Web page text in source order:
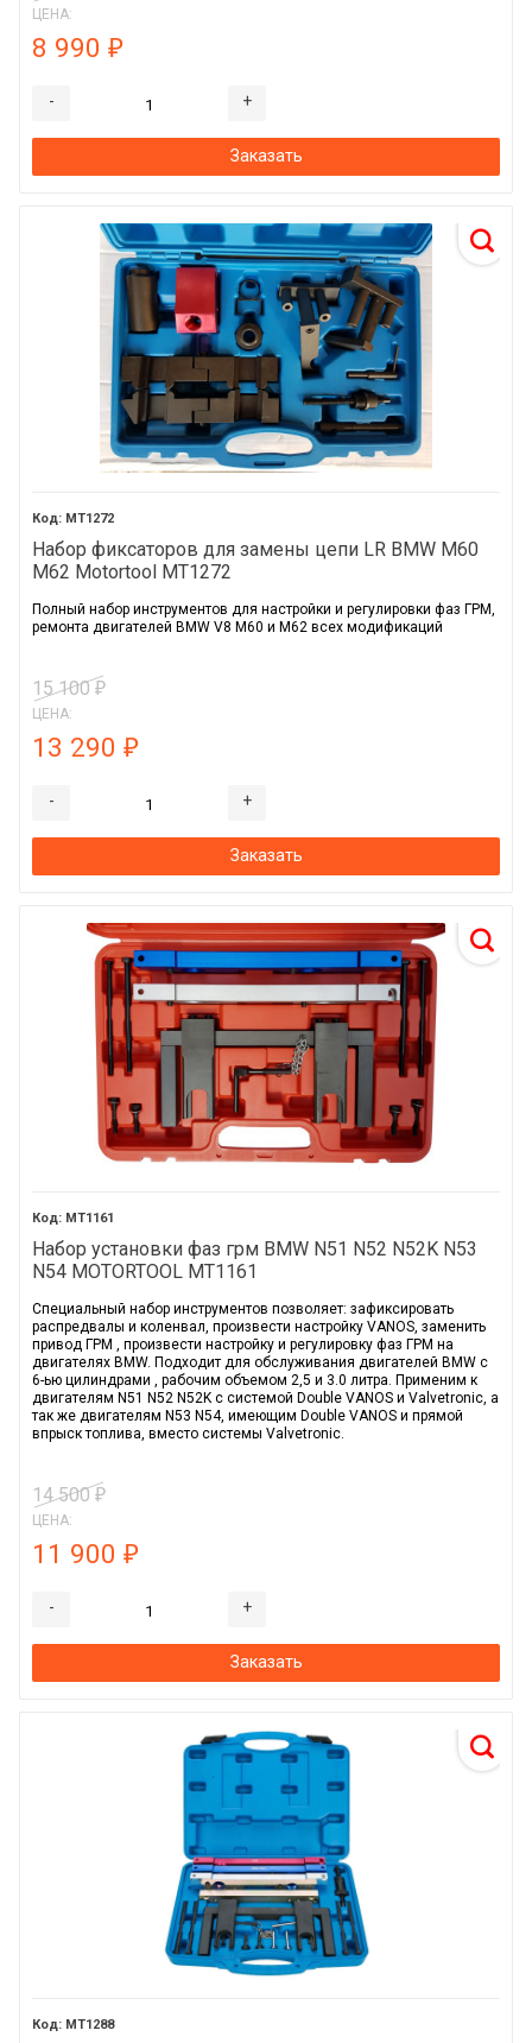
ЦЕНА:
8 990 ₽
- +
Заказать
MT1272
Набор фиксаторов для замены цепи LR BMW M60
M62 Motortool MT1272
Полный набор инструментов для настройки и регулировки фаз ГРМ,
ремонта двигателей BMW V8 M60 и M62 всех модификаций
15 100 ₽
ЦЕНА:
13 290 ₽
- +
Заказать
MT1161
Набор установки фаз грм BMW N51 N52 N52K N53
N54 MOTORTOOL MT1161
Специальный набор инструментов позволяет: зафиксировать
распредвалы и коленвал, произвести настройку VANOS, заменить
привод ГРМ , произвести настройку и регулировку фаз ГРМ на
двигателях BMW. Подходит для обслуживания двигателей BMW c
6-ью цилиндрами , рабочим объемом 2,5 и 3.0 литра. Применим к
двигателям N51 N52 N52K с системой Double VANOS и Valvetronic, а
так же двигателям N53 N54, имеющим Double VANOS и прямой
впрыск топлива, вместо системы Valvetronic.
14 500 ₽
ЦЕНА:
11 900 ₽
- +
Заказать
MT1288